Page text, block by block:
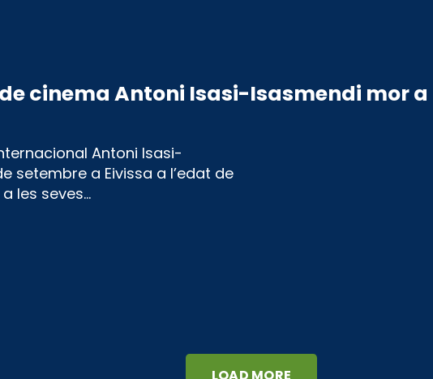
cinema Antoni Isasi-Isasmendi mor a
Antoni Isasi-
setembre a Eivissa a l’edat de
les seves…